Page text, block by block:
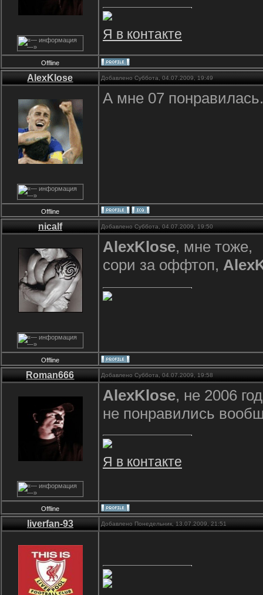
Я в контакте
Offline
AlexKlose Добавлено Суббота, 04.07.2009, 19:49
А мне 07
Offline
nicalf Добавлено Суббота, 04.07.2009, 19:50
AlexKlose, мне тоже,
сори за оффтоп,
Offline
Roman666 Добавлено Суббота, 04.07.2009, 19:58
AlexKlose, не 2006
не понравились
Я в контакте
Offline
liverfan-93 Добавлено Понедельник, 13.07.2009, 21:51